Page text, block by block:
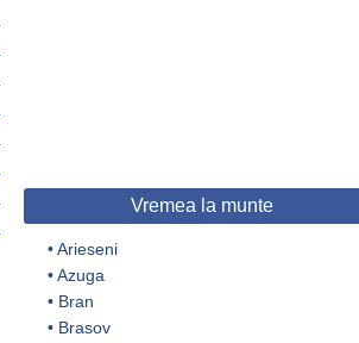
Vremea la munte
•Arieseni
•Azuga
• Bran
• Brasov